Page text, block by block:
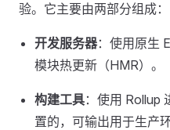
验。它主要由两部分组成：
开发服务器：使用原生
模块热更新（HMR）。
构建工具：使用 Rollup
置的，可输出用于生产